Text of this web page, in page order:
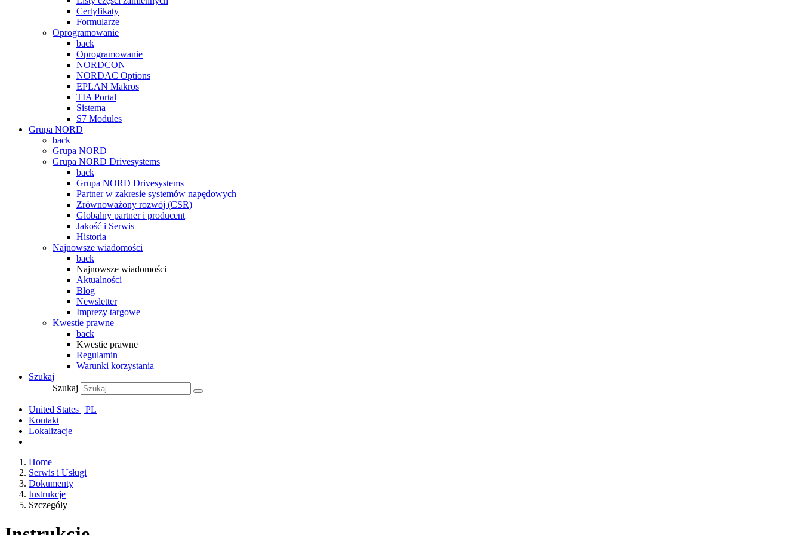
Certyfikaty
Formularze
Oprogramowanie
back
Oprogramowanie
NORDCON
NORDAC Options
EPLAN Makros
TIA Portal
Sistema
S7 Modules
Grupa NORD
back
Grupa NORD
Grupa NORD Drivesystems
back
Grupa NORD Drivesystems
Partner w zakresie systemów napędowych
Zrównoważony rozwój (CSR)
Globalny partner i producent
Jakość i Serwis
Historia
Najnowsze wiadomości
back
Najnowsze wiadomości
Aktualności
Blog
Newsletter
Imprezy targowe
Kwestie prawne
back
Kwestie prawne
Regulamin
Warunki korzystania
Szukaj
Szukaj
United States | PL
Kontakt
Lokalizacje
Home
Serwis i Usługi
Dokumenty
Instrukcje
Szczegóły